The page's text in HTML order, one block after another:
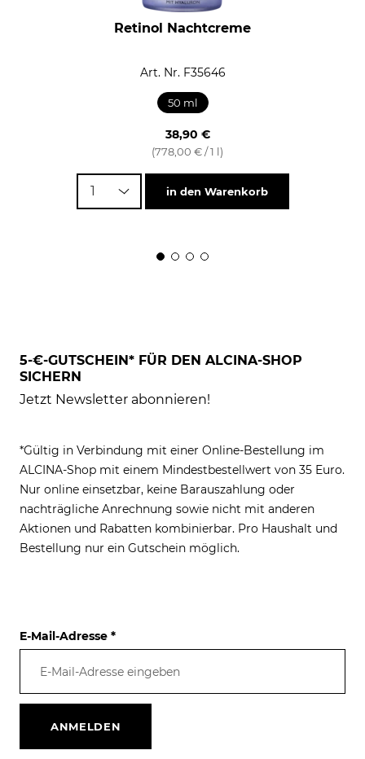
Retinol Nachtcreme
Art. Nr. F35646
50 ml
38,90 €
(778,00 € / 1 l)
1 in den Warenkorb
5-€-GUTSCHEIN* FÜR DEN ALCINA-SHOP
SICHERN
Jetzt Newsletter abonnieren!
*Gültig in Verbindung mit einer Online-Bestellung im
ALCINA-Shop mit einem Mindestbestellwert von 35 Euro.
Nur online einsetzbar, keine Barauszahlung oder
nachträgliche Anrechnung sowie nicht mit anderen
Aktionen und Rabatten kombinierbar. Pro Haushalt und
Bestellung nur ein Gutschein möglich.
E-Mail-Adresse *
ANMELDEN